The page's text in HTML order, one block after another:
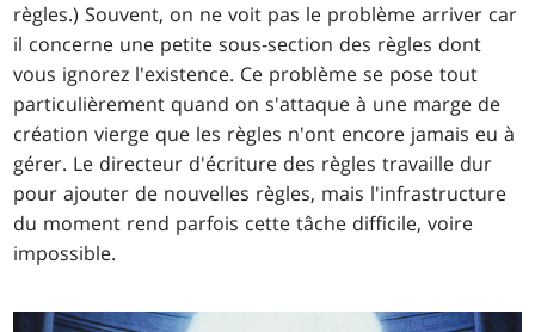
règles.) Souvent, on ne voit pas le problème arriver car
il concerne une petite sous-section des règles dont
vous ignorez l'existence. Ce problème se pose tout
particulièrement quand on s'attaque à une marge de
création vierge que les règles n'ont encore jamais eu à
gérer. Le directeur d'écriture des règles travaille dur
pour ajouter de nouvelles règles, mais l'infrastructure
du moment rend parfois cette tâche difficile, voire
impossible.